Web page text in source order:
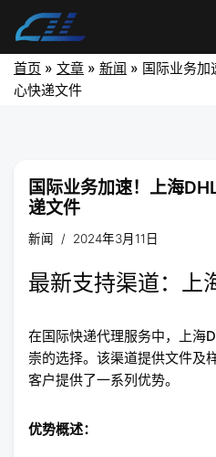
首页 » 文章 » 新闻 » 国际业务加
心快递文件
国际业务加速！上海
递文件
新闻 2024年3月11日
最新支持渠道：上
在国际快递代理服务中，上海
崇的选择。该渠道提供文件及
客户提供了一系列优势。
优势概述：